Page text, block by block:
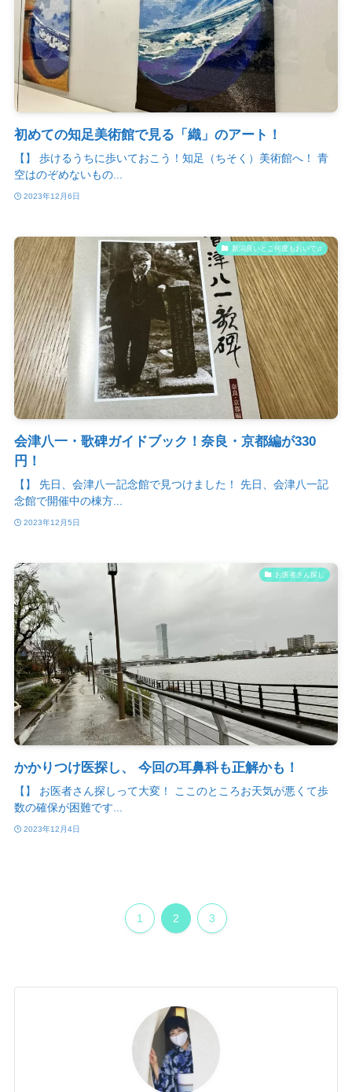
初めての知足美術館で見る「織」のアート！
【】 歩けるうちに歩いておこう！知足（ちそく）美術館へ！ 青
空はのぞめないもの...
2023年12月6日
新潟良いとこ何度もおいで♫
会津八一・歌碑ガイドブック！奈良・京都編が330
円！
【】 先日、会津八一記念館で見つけました！ 先日、会津八一記
念館で開催中の棟方...
2023年12月5日
お医者さん探し
かかりつけ医探し、 今回の耳鼻科も正解かも！
【】 お医者さん探しって大変！ ここのところお天気が悪くて歩
数の確保が困難です...
2023年12月4日
1 2 3